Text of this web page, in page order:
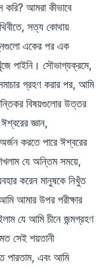
আমরা কীভাবে
সত্য কোথায়
একের পর এক
পাইনি। সৌভাগ্যক্রমে,
গ্রহণ করার পর, আমি
বিষয়গুলোর উত্তর
জ্ঞান,
করতে পারে ঈশ্বরের
যে অন্তিম সময়ে,
করেন মানুষকে নিখুঁত
আমার উপর পরীক্ষার
যে আমি চীনে জন্মগ্রহণ
সেই শয়তানী
পারতাম, এবং আমি